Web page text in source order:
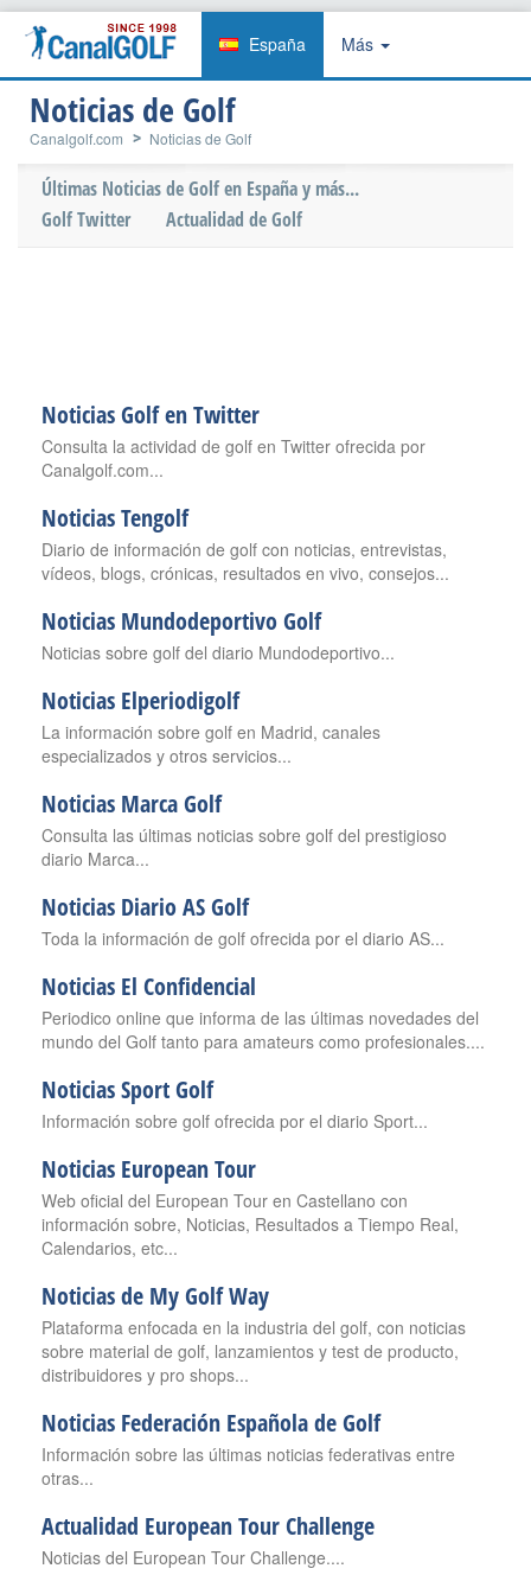
España Más
Noticias de Golf
Canalgolf.com Noticias de Golf
Últimas Noticias de Golf en España y más...
Golf Twitter
Actualidad de Golf
Noticias Golf en Twitter
Consulta la actividad de golf en Twitter ofrecida por
Canalgolf.com...
Noticias Tengolf
Diario de información de golf con noticias, entrevistas,
vídeos, blogs, crónicas, resultados en vivo, consejos...
Noticias Mundodeportivo Golf
Noticias sobre golf del diario Mundodeportivo...
Noticias Elperiodigolf
La información sobre golf en Madrid, canales
especializados y otros servicios...
Noticias Marca Golf
Consulta las últimas noticias sobre golf del prestigioso
diario Marca...
Noticias Diario AS Golf
Toda la información de golf ofrecida por el diario AS...
Noticias El Confidencial
Periodico online que informa de las últimas novedades del
mundo del Golf tanto para amateurs como profesionales....
Noticias Sport Golf
Información sobre golf ofrecida por el diario Sport...
Noticias European Tour
Web oficial del European Tour en Castellano con
información sobre, Noticias, Resultados a Tiempo Real,
Calendarios, etc...
Noticias de My Golf Way
Plataforma enfocada en la industria del golf, con noticias
sobre material de golf, lanzamientos y test de producto,
distribuidores y pro shops...
Noticias Federación Española de Golf
Información sobre las últimas noticias federativas entre
otras...
Actualidad European Tour Challenge
Noticias del European Tour Challenge....